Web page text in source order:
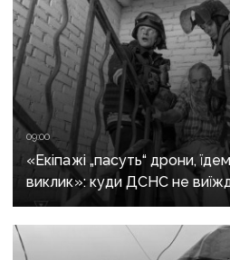
09:00
«Екіпажі „пасуть“ дрони,
виклик»: куди ДСНС не
надзвичайних ситуацій у
та Слов’янську